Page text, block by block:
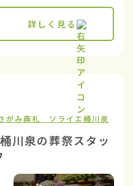
詳しく見る
がみ典礼 ソライエ桶川泉
川泉の葬祭スタッ